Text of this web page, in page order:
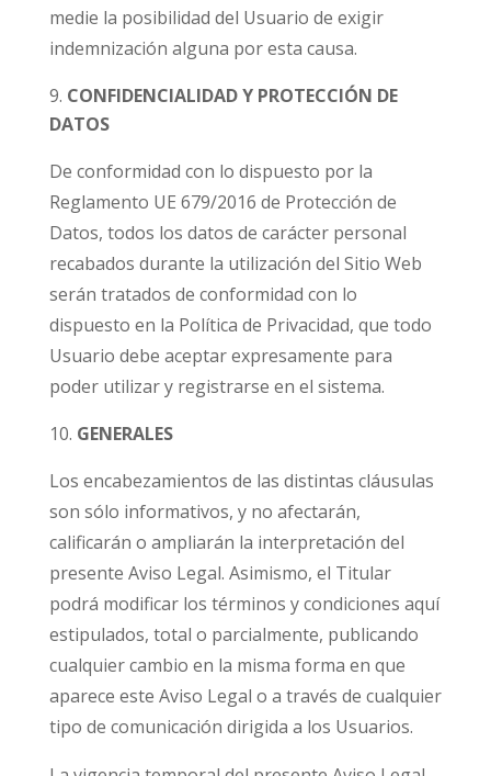
medie la posibilidad del Usuario de exigir
indemnización alguna por esta causa.
CONFIDENCIALIDAD Y PROTECCIÓN DE
DATOS
De conformidad con lo dispuesto por la
Reglamento UE 679/2016 de Protección de
Datos, todos los datos de carácter personal
recabados durante la utilización del Sitio Web
serán tratados de conformidad con lo
dispuesto en la Política de Privacidad, que todo
Usuario debe aceptar expresamente para
poder utilizar y registrarse en el sistema.
GENERALES
Los encabezamientos de las distintas cláusulas
son sólo informativos, y no afectarán,
calificarán o ampliarán la interpretación del
presente Aviso Legal. Asimismo, el Titular
podrá modificar los términos y condiciones aquí
estipulados, total o parcialmente, publicando
cualquier cambio en la misma forma en que
aparece este Aviso Legal o a través de cualquier
tipo de comunicación dirigida a los Usuarios.